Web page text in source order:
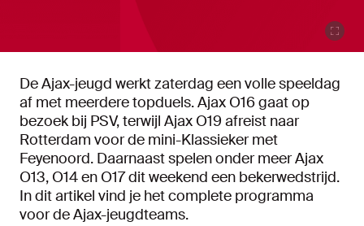
De Ajax-jeugd werkt zaterdag een volle speeldag
af met meerdere topduels. Ajax O16 gaat op
bezoek bij PSV, terwijl Ajax O19 afreist naar
Rotterdam voor de mini-Klassieker met
Feyenoord. Daarnaast spelen onder meer Ajax
O13, O14 en O17 dit weekend een bekerwedstrijd.
In dit artikel vind je het complete programma
voor de Ajax-jeugdteams.